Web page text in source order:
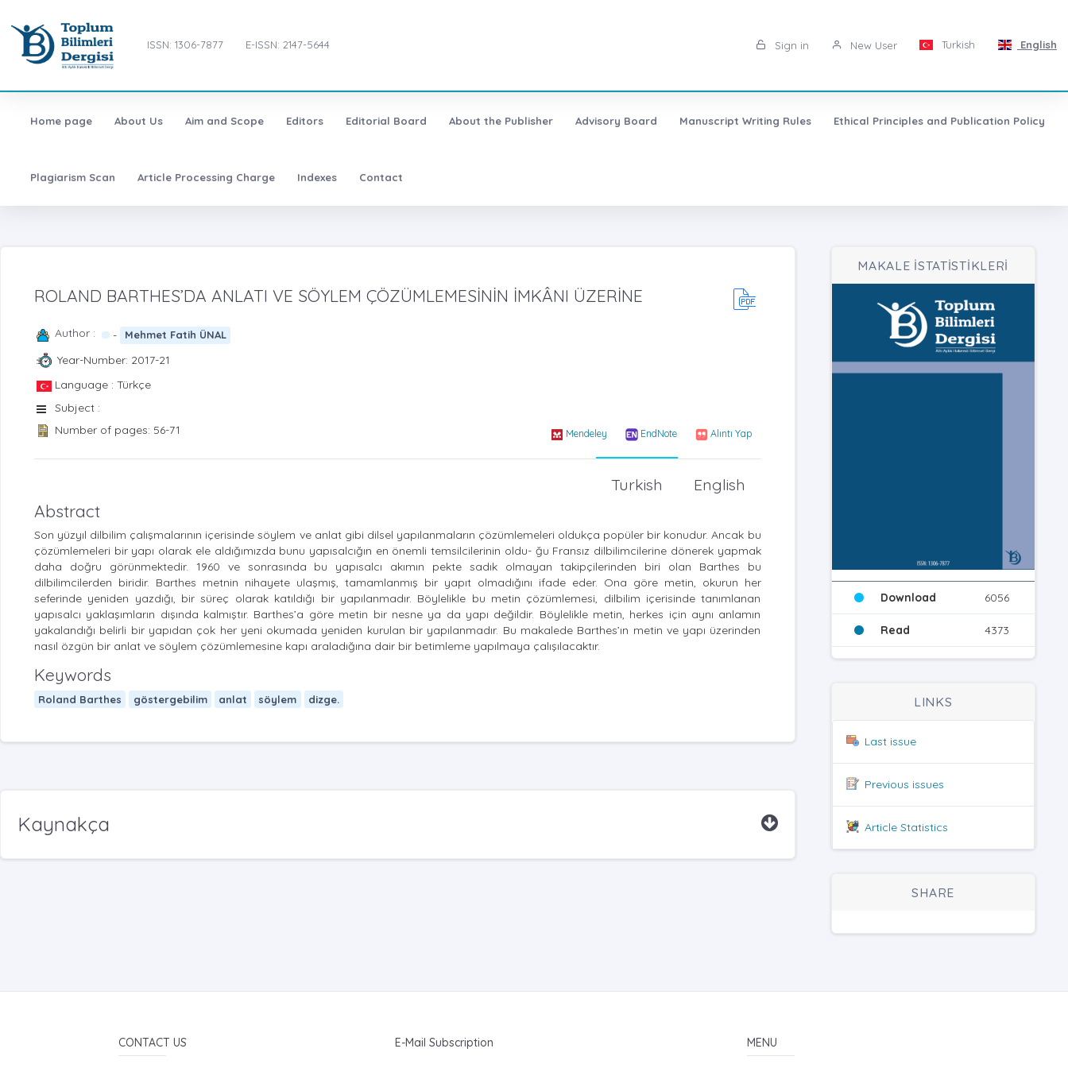
ISSN: 1306-7877 E-ISSN: 2147-5644 Sign in New User Turkish English
Home page About Us Aim and Scope Editors Editorial Board About the Publisher Advisory Board Manuscript Writing Rules Ethical Principles and Publication Policy
Plagiarism Scan Article Processing Charge Indexes Contact
ROLAND BARTHES’DA ANLATI VE SÖYLEM ÇÖZÜMLEMESİNİN İMKÂNI ÜZERİNE
Author : - Mehmet Fatih ÜNAL
Year-Number: 2017-21
Language : Türkçe
Subject :
Number of pages: 56-71
Mendeley EndNote Alıntı Yap
English
Turkish
Abstract
Son yüzyıl dilbilim çalışmalarının içerisinde söylem ve anlat gibi dilsel yapılanmaların çözümlemeleri oldukça popüler bir konudur. Ancak bu
çözümlemeleri bir yapı olarak ele aldığımızda bunu yapısalcığın en önemli temsilcilerinin oldu- ğu Fransız dilbilimcilerine dönerek yapmak
daha doğru görünmektedir. 1960 ve sonrasında bu yapısalcı akımın pekte sadık olmayan takipçilerinden biri olan Barthes bu
dilbilimcilerden biridir. Barthes metnin nihayete ulaşmış, tamamlanmış bir yapıt olmadığını ifade eder. Ona göre metin, okurun her
seferinde yeniden yazdığı, bir süreç olarak katıldığı bir yapılanmadır. Böylelikle bu metin çözümlemesi, dilbilim içerisinde tanımlanan
yapısalcı yaklaşımların dışında kalmıştır. Barthes’a göre metin bir nesne ya da yapı değildir. Böylelikle metin, herkes için aynı anlamın
yakalandığı belirli bir yapıdan çok her yeni okumada yeniden kurulan bir yapılanmadır. Bu makalede Barthes’ın metin ve yapı üzerinden
nasıl özgün bir anlat ve söylem çözümlemesine kapı araladığına dair bir betimleme yapılmaya çalışılacaktır.
Keywords
Roland Barthes göstergebilim anlat söylem dizge.
Kaynakça
MAKALE İSTATİSTİKLERİ
Download 6056
Read 4373
LINKS
Last issue
Previous issues
Article Statistics
SHARE
CONTACT US E-Mail Subscription MENU